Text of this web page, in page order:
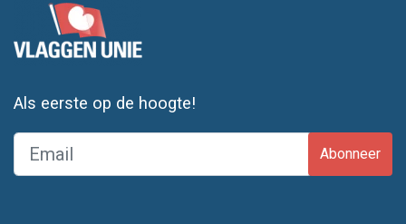
Als eerste op de hoogte!
Abonneer